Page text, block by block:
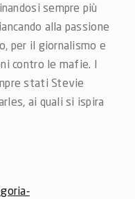
sempre più
alla passione
per il giornalismo e
contro le mafie. I
stati Stevie
ai quali si ispira